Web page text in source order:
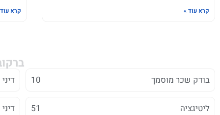
קרא עוד » קרא
בודק שכר מוסמך 10
ליטיגציה 51